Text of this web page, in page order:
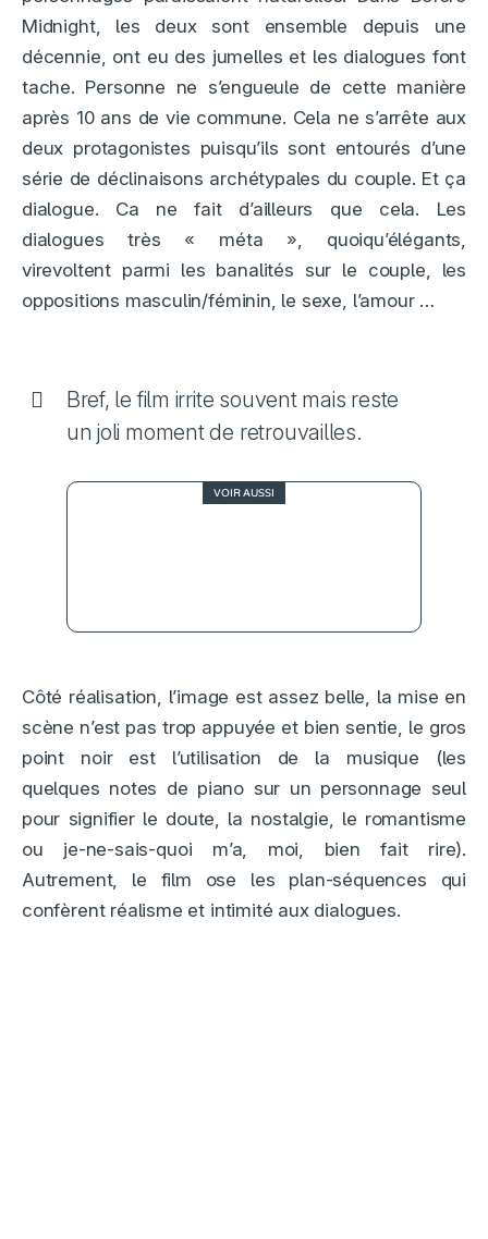
Midnight, les deux sont ensemble depuis une
décennie, ont eu des jumelles et les dialogues font
tache. Personne ne s’engueule de cette manière
après 10 ans de vie commune. Cela ne s’arrête aux
deux protagonistes puisqu’ils sont entourés d’une
série de déclinaisons archétypales du couple. Et ça
dialogue. Ca ne fait d’ailleurs que cela. Les
dialogues très « méta », quoiqu’élégants,
virevoltent parmi les banalités sur le couple, les
oppositions masculin/féminin, le sexe, l’amour …
Bref, le film irrite souvent mais reste
un joli moment de retrouvailles.
VOIR AUSSI
Côté réalisation, l’image est assez belle, la mise en
scène n’est pas trop appuyée et bien sentie, le gros
point noir est l’utilisation de la musique (les
quelques notes de piano sur un personnage seul
pour signifier le doute, la nostalgie, le romantisme
ou je-ne-sais-quoi m’a, moi, bien fait rire).
Autrement, le film ose les plan-séquences qui
confèrent réalisme et intimité aux dialogues.